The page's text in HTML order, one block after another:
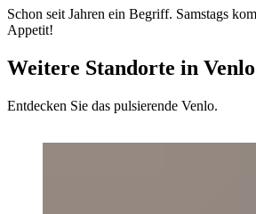
Schon seit Jahren ein Begriff. Samstags
Appetit!
Weitere Standorte in Venlo
Entdecken Sie das pulsierende Venlo.